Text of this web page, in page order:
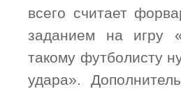
всего считает
заданием на игру
такому футболисту
удара».